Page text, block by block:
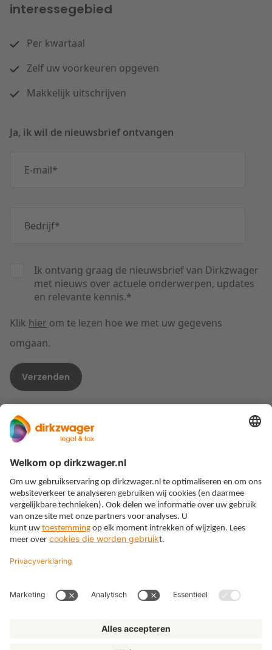
interessegebied
Per kwartaal
Zelf uw voorkeuren opgeven
Makkelijk uitschrijven
Ja, ik wil de nieuwsbrief ontvangen
E-mail*
Bedrijf*
Ik ontvang graag de nieuwsbrief van Dirkzwager
met nieuws over actuele onderwerpen, updates
en relevante kennis.*
Klik hier om te lezen hoe we met uw gegevens
omgaan.
Expertises
Thema’s